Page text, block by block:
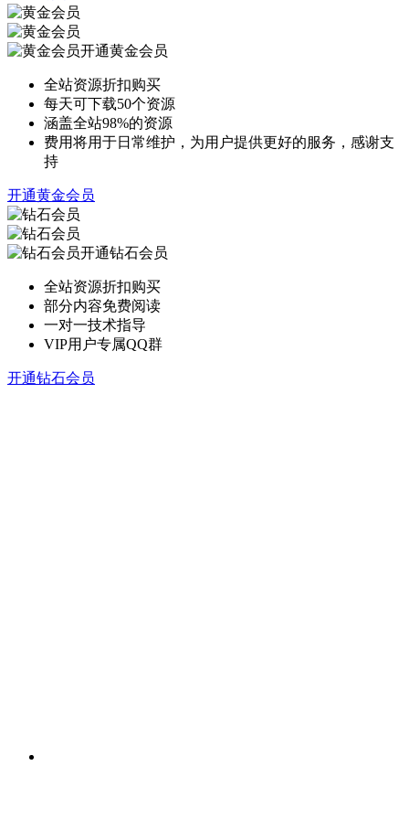
开通黄金会员
全站资源折扣购买
每天可下载50个资源
涵盖全站98%的资源
费用将用于日常维护，为用户提供更好的服务，感谢支
持
开通黄金会员
开通钻石会员
全站资源折扣购买
部分内容免费阅读
一对一技术指导
VIP用户专属QQ群
开通钻石会员